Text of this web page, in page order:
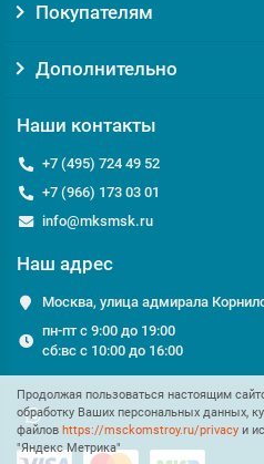
Продолжая пользоваться настоящим
обработку Ваших персональных данных,
файлов https://msckomstroy.ru/privacy и
"Яндекс Метрика"
Покупателям
Дополнительно
Наши контакты
+7 (495) 724 49 52
+7 (966) 173 03 01
info@mksmsk.ru
Наш адрес
Москва, улица адмирала
пн-пт с 9:00 до 19:00
сб:вс с 10:00 до 16:00